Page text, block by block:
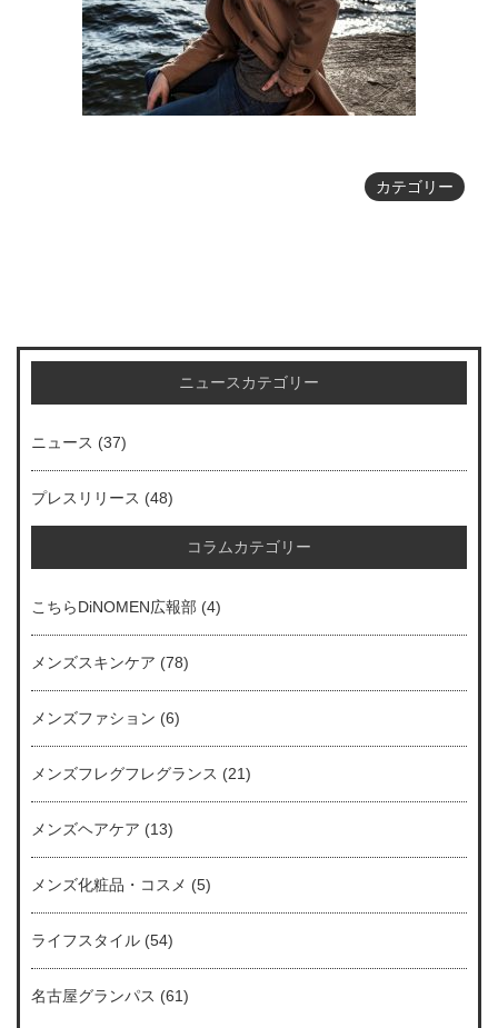
カテゴリー
ニュースカテゴリー
ニュース (37)
プレスリリース (48)
コラムカテゴリー
こちらDiNOMEN広報部 (4)
メンズスキンケア (78)
メンズファション (6)
メンズフレグフレグランス (21)
メンズヘアケア (13)
メンズ化粧品・コスメ (5)
ライフスタイル (54)
名古屋グランパス (61)